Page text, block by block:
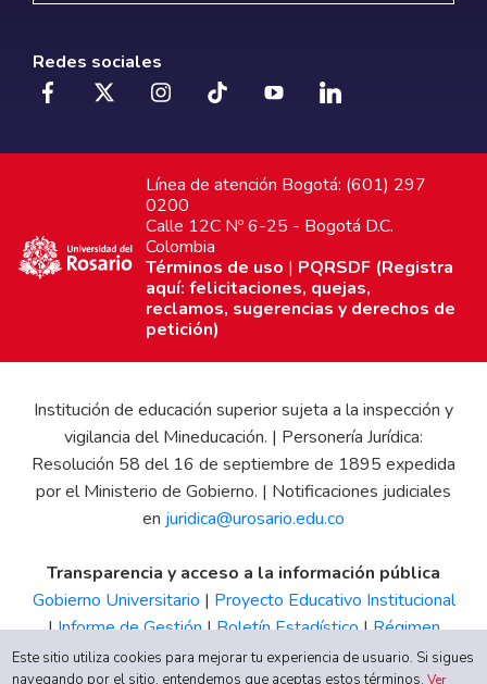
Redes sociales
Línea de atención Bogotá: (601) 297
0200
Calle 12C Nº 6-25 - Bogotá D.C.
Colombia
Términos de uso | PQRSDF (Registra
aquí: felicitaciones, quejas,
reclamos, sugerencias y derechos de
petición)
Institución de educación superior sujeta a la inspección y
vigilancia del Mineducación. | Personería Jurídica:
Resolución 58 del 16 de septiembre de 1895 expedida
por el Ministerio de Gobierno. | Notificaciones judiciales
en juridica@urosario.edu.co
Transparencia y acceso a la información pública
Gobierno Universitario | Proyecto Educativo Institucional
|Informe de Gestión|Boletín Estadístico|Régimen
Tributario|Estados Financieros |Código de Ética| Canal
Este sitio utiliza cookies para mejorar tu experiencia de usuario. Si sigues
navegando por el sitio, entendemos que aceptas estos términos.Ver